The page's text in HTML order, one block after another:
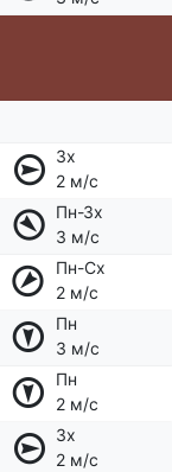
Зх
2 м/с
Пн-Зх
3 м/с
Пн-Сх
2 м/с
Пн
3 м/с
Пн
2 м/с
Зх
2 м/с